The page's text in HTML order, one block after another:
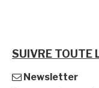
SUIVRE TOUTE
Newsletter